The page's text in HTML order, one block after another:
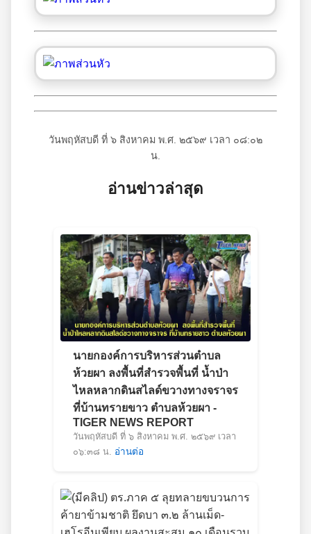
วันพฤหัสบดี ที่ ๖ สิงหาคม พ.ศ. ๒๕๖๙ เวลา ๐๘:๐๒
น.
อ่านข่าวล่าสุด
นายกองค์การบริหารส่วนตำบล
ห้วยผา ลงพื้นที่สำรวจพื้นที่ น้ำป่า
ไหลหลากดินสไลด์ขวางทางจราจร
ที่บ้านทรายขาว ตำบลห้วยผา -
TIGER NEWS REPORT
วันพฤหัสบดี ที่ ๖ สิงหาคม พ.ศ. ๒๕๖๙ เวลา
๐๖:๓๘ น. อ่านต่อ